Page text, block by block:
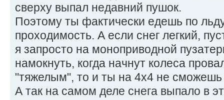
сверху выпал недавний пушок.
Поэтому ты фактически едешь по
проходимость. А если снег легкий,
я запросто на моноприводной
намокнуть, когда начнут колеса
"тяжелым", то и ты на 4х4 не сможешь
А так на самом деле снега выпало в